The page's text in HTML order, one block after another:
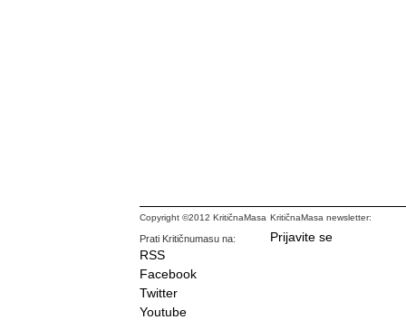
Copyright ©2012 KritičnaMasa
Prati Kritičnumasu na:
RSS
Facebook
Twitter
Youtube
KritičnaMasa newsletter:
Prijavite se